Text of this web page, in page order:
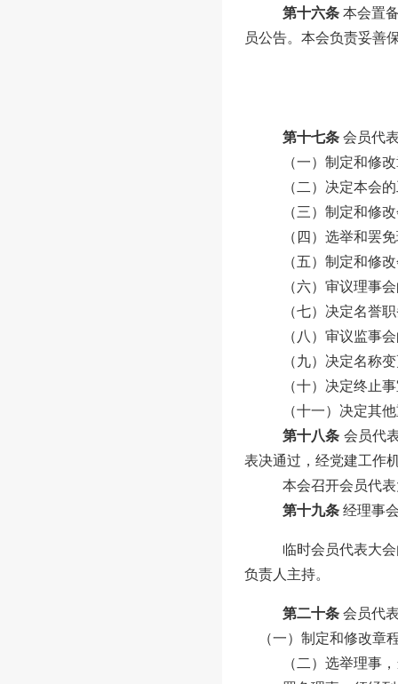
第十六条 本会置
员公告。本会负责妥善
第十七条 会员代
（一）制定和修
（二）决定本会
（三）制定和修
（四） 选举和罢
（五） 制定和修
（六）审议理事
（七）决定名誉
（八）审议监事
（九）决定名称
（十）决定终止
（十一）决定其
第十八条 会员代
表决通过，经党建工作
本会召开会员代
第十九条 经理事
临时会员代表大会
负责人主持。
第二十条 会员代
（一）制定和修改章
（二）选举理事